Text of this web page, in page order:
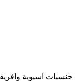
لدينا جنسيات اسيوية